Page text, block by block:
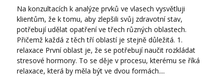
Na konzultacích k analýze prvků ve vlasech vysvětluji
klientům, že k tomu, aby zlepšili svůj zdravotní stav,
potřebují udělat opatření ve třech různých oblastech.
Přičemž každá z těch tří oblastí je stejně důležitá. 1.
relaxace První oblast je, že se potřebují naučit rozkládat
stresové hormony. To se děje v procesu, kterému se říká
relaxace, která by měla být ve dvou formách....